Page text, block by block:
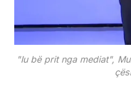
"Iu bë prit nga mediat",